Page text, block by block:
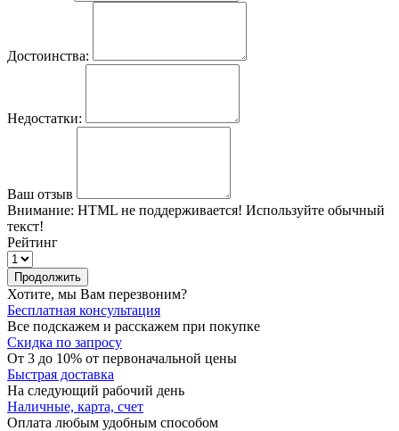
Достоинства:
Недостатки:
Ваш отзыв
Внимание: HTML не поддерживается! Используйте обычный
текст!
Рейтинг
Продолжить
Хотите, мы Вам перезвоним?
Бесплатная консультация
Все подскажем и расскажем при покупке
Скидка по запросу
От 3 до 10% от первоначальной цены
Быстрая доставка
На следующий рабочий день
Наличные, карта, счет
Оплата любым удобным способом